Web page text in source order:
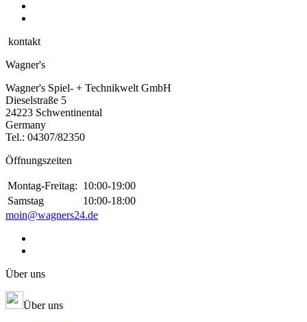
kontakt
Wagner's
Wagner's Spiel- + Technikwelt GmbH
Dieselstraße 5
24223 Schwentinental
Germany
Tel.: 04307/82350
Öffnungszeiten
Montag-Freitag: 10:00-19:00
Samstag
10:00-18:00
moin@wagners24.de
Über uns
Über uns